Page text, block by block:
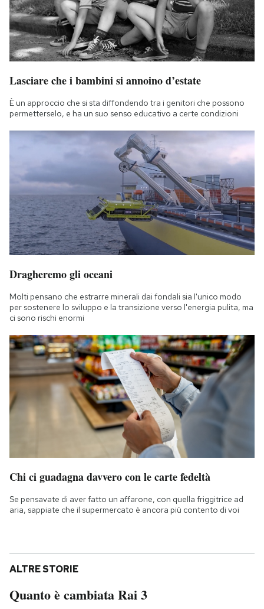
Lasciare che i bambini si annoino d’estate
È un approccio che si sta diffondendo tra i genitori che possono
permetterselo, e ha un suo senso educativo a certe condizioni
Dragheremo gli oceani
Molti pensano che estrarre minerali dai fondali sia l'unico modo
per sostenere lo sviluppo e la transizione verso l'energia pulita, ma
ci sono rischi enormi
Chi ci guadagna davvero con le carte fedeltà
Se pensavate di aver fatto un affarone, con quella friggitrice ad
aria, sappiate che il supermercato è ancora più contento di voi
ALTRE STORIE
Quanto è cambiata Rai 3